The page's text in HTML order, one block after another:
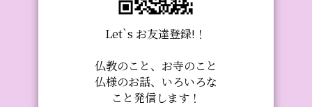
Let`s お友達登録!！
仏教のこと、お寺のこと
仏様のお話、いろいろな
こと発信します！